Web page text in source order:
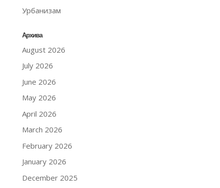
Урбанизам
Архива
August 2026
July 2026
June 2026
May 2026
April 2026
March 2026
February 2026
January 2026
December 2025